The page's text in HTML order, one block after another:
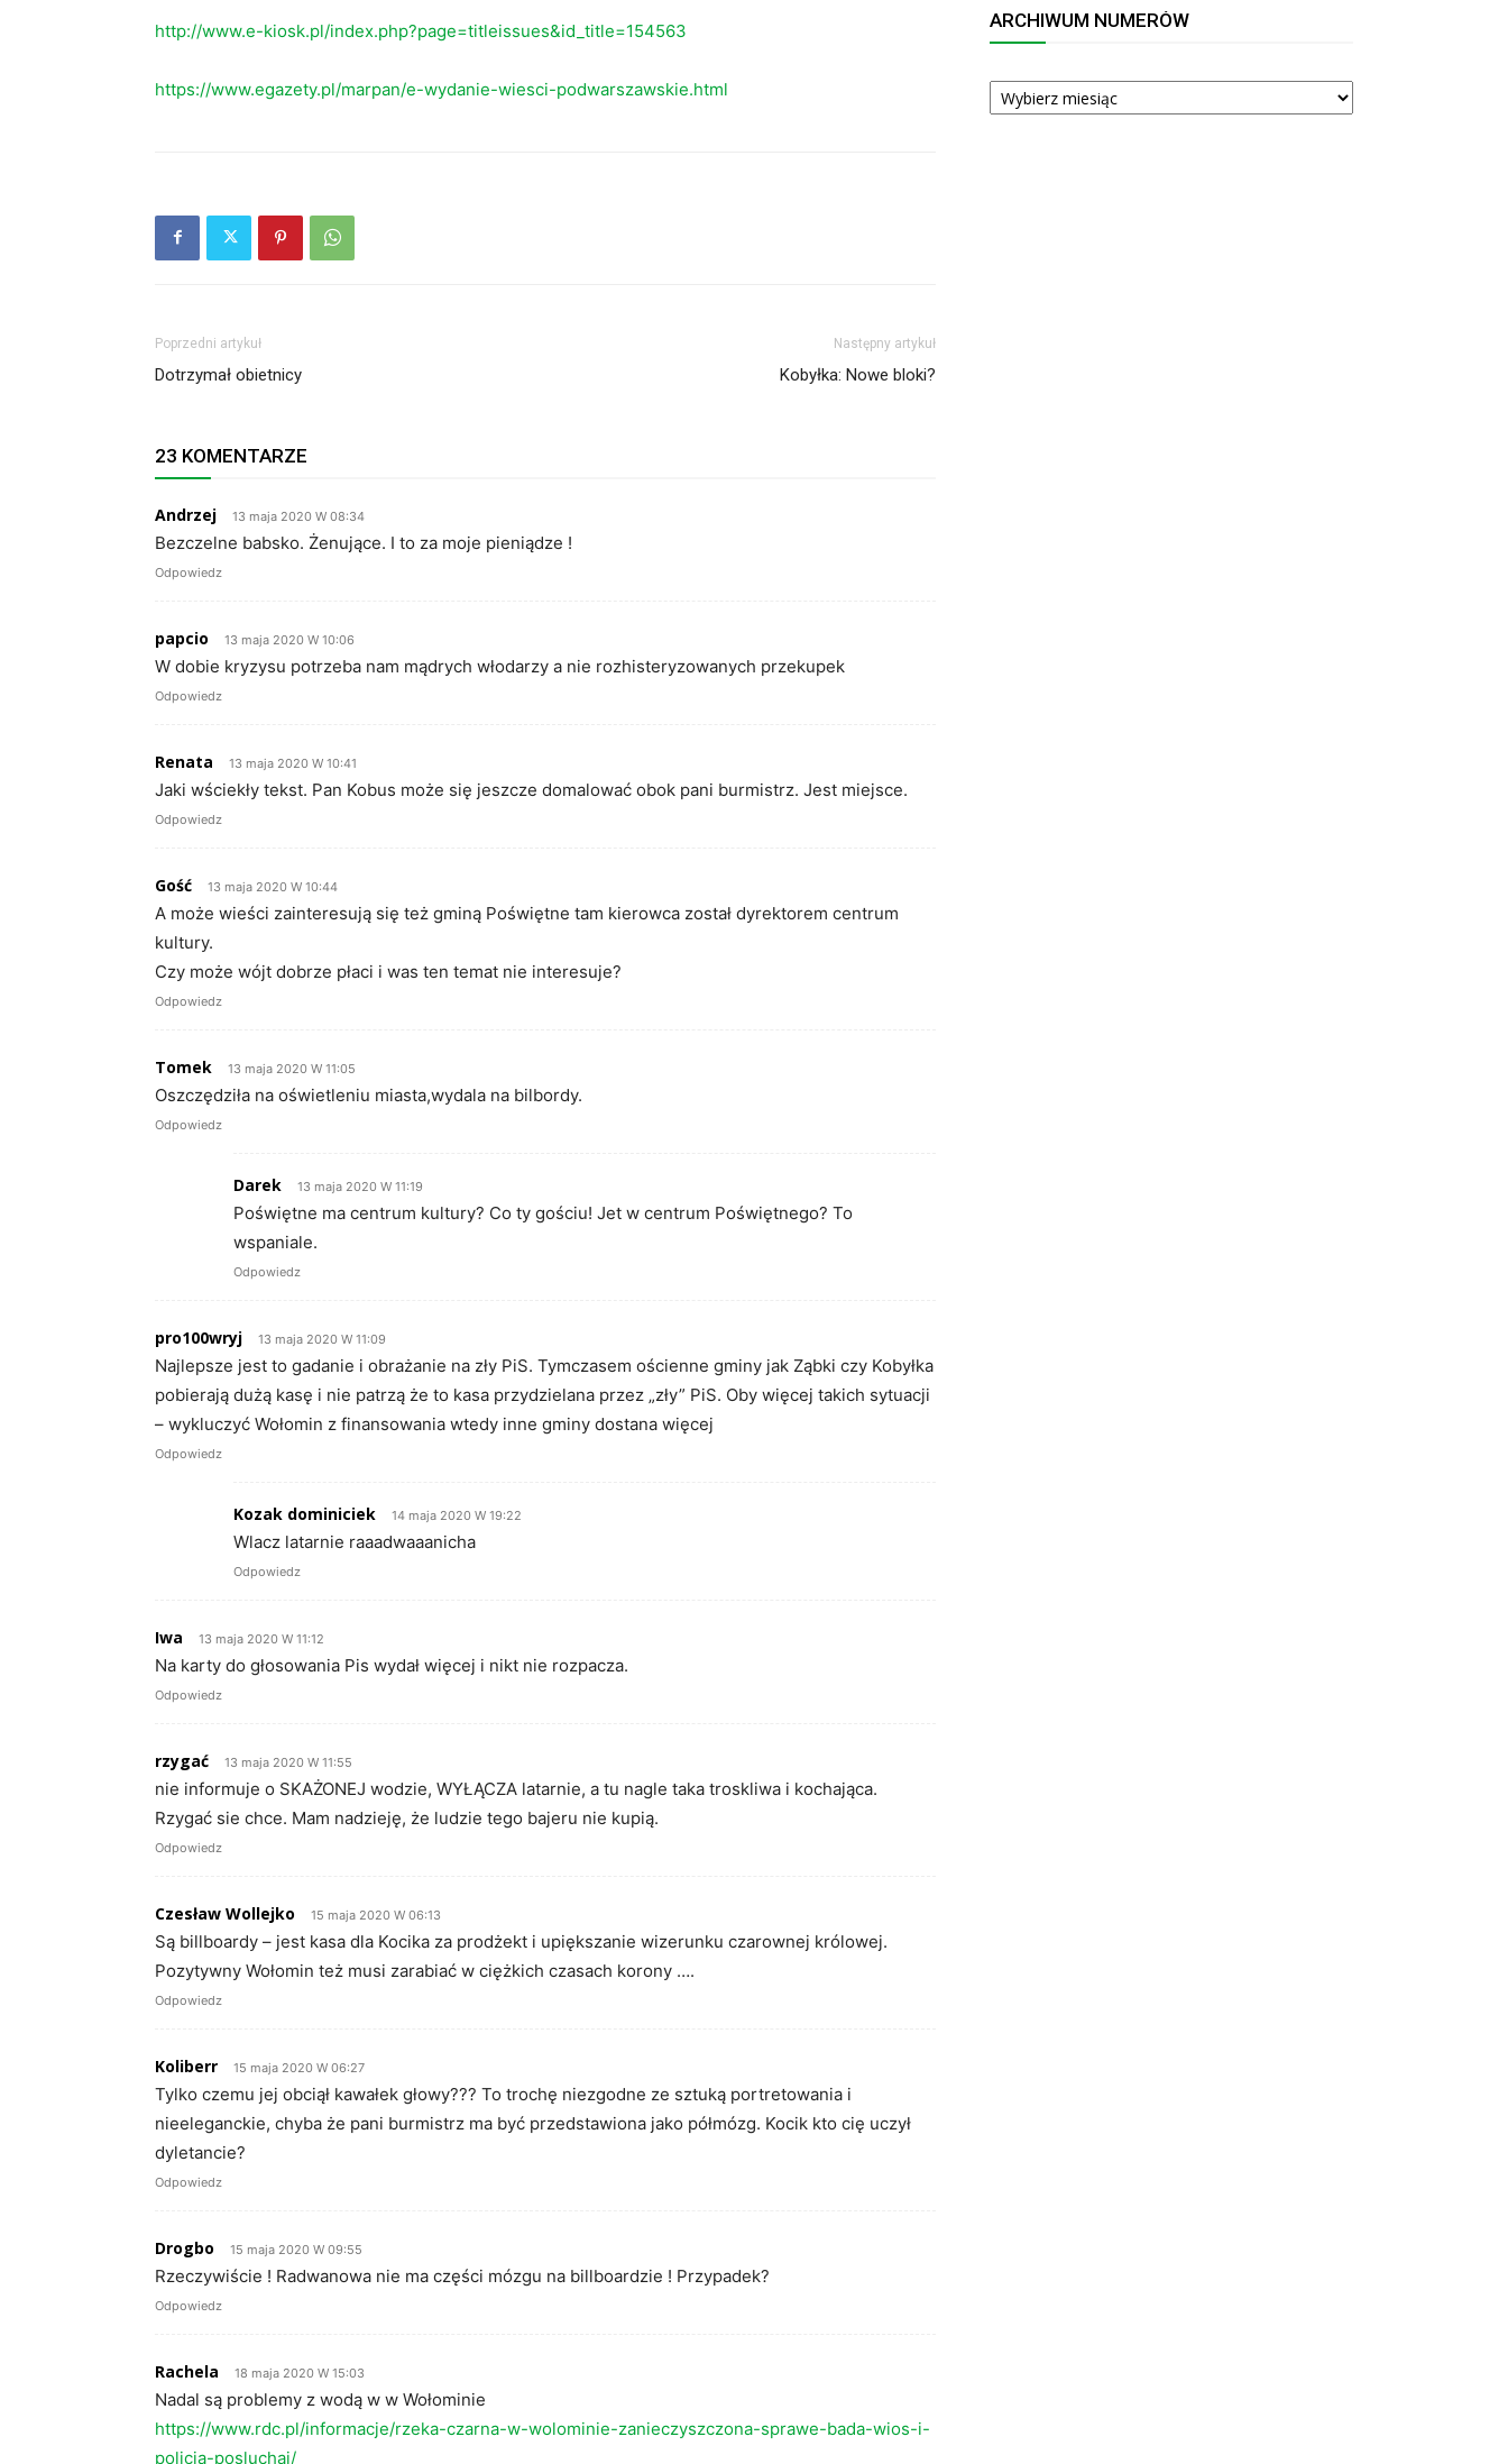
http://www.e-kiosk.pl/index.php?page=titleissues&id_title=154563
https://www.egazety.pl/marpan/e-wydanie-wiesci-podwarszawskie.html
Poprzedni artykuł
Dotrzymał obietnicy
Następny artykuł
Kobyłka: Nowe bloki?
23 KOMENTARZE
Andrzej 13 maja 2020 W 08:34
Bezczelne babsko. Żenujące. I to za moje pieniądze !
Odpowiedz
papcio 13 maja 2020 W 10:06
W dobie kryzysu potrzeba nam mądrych włodarzy a nie rozhisteryzowanych przekupek
Odpowiedz
Renata 13 maja 2020 W 10:41
Jaki wściekły tekst. Pan Kobus może się jeszcze domalować obok pani burmistrz. Jest miejsce.
Odpowiedz
Gość 13 maja 2020 W 10:44
A może wieści zainteresują się też gminą Poświętne tam kierowca został dyrektorem centrum
kultury.
Czy może wójt dobrze płaci i was ten temat nie interesuje?
Odpowiedz
Tomek 13 maja 2020 W 11:05
Oszczędziła na oświetleniu miasta,wydala na bilbordy.
Odpowiedz
Darek 13 maja 2020 W 11:19
Poświętne ma centrum kultury? Co ty gościu! Jet w centrum Poświętnego? To
wspaniale.
Odpowiedz
pro100wryj 13 maja 2020 W 11:09
Najlepsze jest to gadanie i obrażanie na zły PiS. Tymczasem ościenne gminy jak Ząbki czy Kobyłka
pobierają dużą kasę i nie patrzą że to kasa przydzielana przez „zły” PiS. Oby więcej takich sytuacji
– wykluczyć Wołomin z finansowania wtedy inne gminy dostana więcej
Odpowiedz
Kozak dominiciek 14 maja 2020 W 19:22
Wlacz latarnie raaadwaaanicha
Odpowiedz
Iwa 13 maja 2020 W 11:12
Na karty do głosowania Pis wydał więcej i nikt nie rozpacza.
Odpowiedz
rzygać 13 maja 2020 W 11:55
nie informuje o SKAŻONEJ wodzie, WYŁĄCZA latarnie, a tu nagle taka troskliwa i kochająca.
Rzygać sie chce. Mam nadzieję, że ludzie tego bajeru nie kupią.
Odpowiedz
Czesław Wollejko 15 maja 2020 W 06:13
Są billboardy – jest kasa dla Kocika za prodżekt i upiększanie wizerunku czarownej królowej.
Pozytywny Wołomin też musi zarabiać w ciężkich czasach korony ….
Odpowiedz
Koliberr 15 maja 2020 W 06:27
Tylko czemu jej obciął kawałek głowy??? To trochę niezgodne ze sztuką portretowania i
nieeleganckie, chyba że pani burmistrz ma być przedstawiona jako półmózg. Kocik kto cię uczył
dyletancie?
Odpowiedz
Drogbo 15 maja 2020 W 09:55
Rzeczywiście ! Radwanowa nie ma części mózgu na billboardzie ! Przypadek?
Odpowiedz
Rachela 18 maja 2020 W 15:03
Nadal są problemy z wodą w w Wołominie
https://www.rdc.pl/informacje/rzeka-czarna-w-wolominie-zanieczyszczona-sprawe-bada-wios-i-
policja-posluchaj/
ARCHIWUM NUMERÓW
ARCHIWUM
NUMERÓW